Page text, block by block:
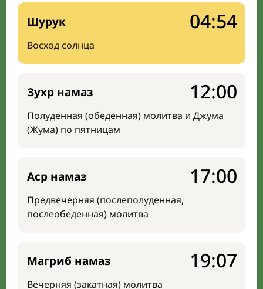
Шурук
Восход солнца
04:54
Зухр намаз
Полуденная (обеденная) молитва и Джума
(Жума) по пятницам
12:00
Аср намаз
Предвечерняя (послеполуденная,
послеобеденная) молитва
17:00
Магриб намаз
Вечерняя (закатная) молитва
19:07